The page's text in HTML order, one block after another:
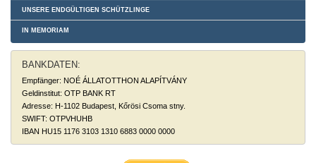
UNSERE ENDGÜLTIGEN SCHÜTZLINGE
IN MEMORIAM
BANKDATEN:
Empfänger: NOÉ ÁLLATOTTHON ALAPÍTVÁNY
Geldinstitut: OTP BANK RT
Adresse: H-1102 Budapest, Kőrösi Csoma stny.
SWIFT: OTPVHUHB
IBAN HU15 1176 3103 1310 6883 0000 0000